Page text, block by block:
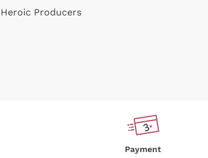
Heroic Producers
Payment